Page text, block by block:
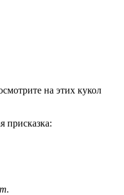
на этих кукол
присказка: